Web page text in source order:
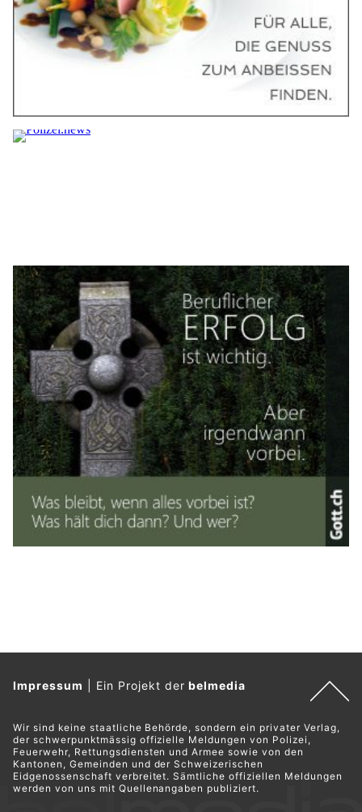
Impressum Ein Projekt derbelmedia
Wir sind keine staatliche Behörde, sondern ein privater Verlag,
der schwerpunktmässig offizielle Meldungen von Polizei,
Feuerwehr, Rettungsdiensten und Armee sowie von den
Kantonen, Gemeinden und der Schweizerischen
Eidgenossenschaft verbreitet. Sämtliche offiziellen Meldungen
werden von uns mit Quellenangaben publiziert.